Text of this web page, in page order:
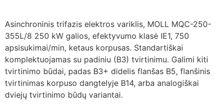
Asinchroninis trifazis elektros variklis, MOLL MQC-250-
355L/8 250 kW galios, efektyvumo klasė IE1, 750
apsisukimai/min, ketaus korpusas. Standartiškai
komplektuojamas su padiniu (B3) tvirtinimu. Galimi kiti
tvirtinimo būdai, padas B3+ didelis flanšas B5, flanšinis
tvirtinimas korpuso dangtelyje B14, arba analogiškai
dviejų tvirtinimo būdų variantai.